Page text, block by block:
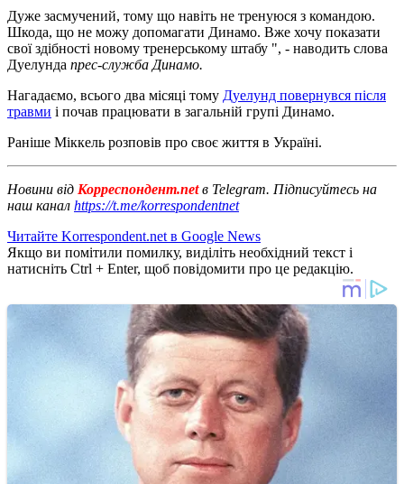
Дуже засмучений, тому що навіть не тренуюся з командою.
Шкода, що не можу допомагати Динамо. Вже хочу показати
свої здібності новому тренерському штабу ", - наводить слова
Дуелунда прес-служба Динамо.
Нагадаємо, всього два місяці тому Дуелунд повернувся після
травми і почав працювати в загальній групі Динамо.
Раніше Міккель розповів про своє життя в Україні.
Новини від Корреспондент.netв Telegram. Підписуйтесь на
наш канал https://t.me/korrespondentnet
Читайте Korrespondent.net в Google News
Якщо ви помітили помилку, виділіть необхідний текст і
натисніть Ctrl + Enter, щоб повідомити про це редакцію.